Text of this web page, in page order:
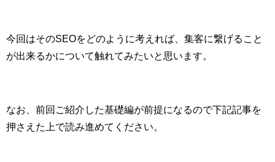
今回はそのSEOをどのように考えれば、集客に繋げること
が出来るかについて触れてみたいと思います。
なお、前回ご紹介した基礎編が前提になるので下記記事を
押さえた上で読み進めてください。